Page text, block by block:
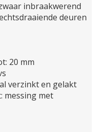
inbraakwerend
deuren
20 mm
verzinkt en gelakt
messing met